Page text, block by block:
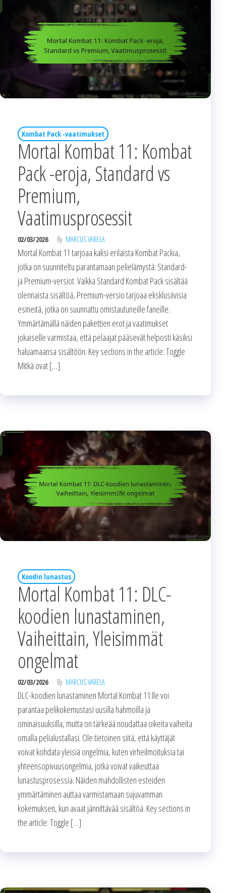
Kombat Pack -vaatimukset
Mortal Kombat 11: Kombat
Pack -eroja, Standard vs
Premium,
Vaatimusprosessit
02/03/2026 By MARCUS VARELA
Mortal Kombat 11 tarjoaa kaksi erilaista Kombat Packia,
jotka on suunniteltu parantamaan pelielämystä: Standard-
ja Premium-versiot. Vaikka Standard Kombat Pack sisältää
olennaista sisältöä, Premium-versio tarjoaa eksklusiivisia
esineitä, jotka on suunnattu omistautuneille faneille.
Ymmärtämällä näiden pakettien erot ja vaatimukset
jokaiselle varmistaa, että pelaajat pääsevät helposti käsiksi
haluamaansa sisältöön. Key sections in the article: Toggle
Mitkä ovat […]
Koodin lunastus
Mortal Kombat 11: DLC-
koodien lunastaminen,
Vaiheittain, Yleisimmät
ongelmat
02/03/2026 By MARCUS VARELA
DLC-koodien lunastaminen Mortal Kombat 11:lle voi
parantaa pelikokemustasi uusilla hahmoilla ja
ominaisuuksilla, mutta on tärkeää noudattaa oikeita vaiheita
omalla pelialustallasi. Ole tietoinen siitä, että käyttäjät
voivat kohdata yleisiä ongelmia, kuten virheilmoituksia tai
yhteensopivuusongelmia, jotka voivat vaikeuttaa
lunastusprosessia. Näiden mahdollisten esteiden
ymmärtäminen auttaa varmistamaan sujuvamman
kokemuksen, kun avaat jännittävää sisältöä. Key sections in
the article: Toggle […]